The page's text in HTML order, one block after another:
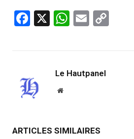
Facebook
X WhatsApp
Email
Le Hautpanel
Website
ARTICLES SIMILAIRES